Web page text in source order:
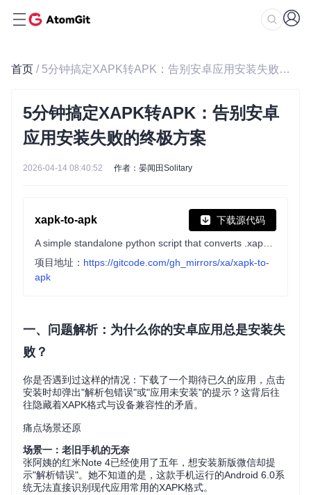
首页 / 5分钟搞定XAPK转APK：告别安卓应用安装失败的终极方案
5分钟搞定XAPK转APK：告别安卓
应用安装失败的终极方案
2026-04-14 08:40:52 作者：晏闻田Solitary
xapk-to-apk 下载源代码
项目地址： https://gitcode.com/gh_mirrors/xa/xapk-to-
apk
一、问题解析：为什么你的安卓应用总是安装失
败？
你是否遇到过这样的情况：下载了一个期待已久的应用，点击
安装时却弹出"解析包错误"或"应用未安装"的提示？这背后往
往隐藏着XAPK格式与设备兼容性的矛盾。
痛点场景还原
场景一：老旧手机的无奈
张阿姨的红米Note 4已经使用了五年，想安装新版微信却提
示"解析错误"。她不知道的是，这款手机运行的Android 6.0系
统无法直接识别现代应用常用的XAPK格式。